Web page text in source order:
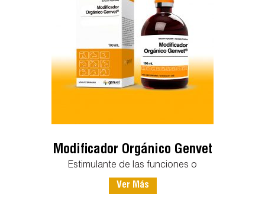
Modificador Orgánico Genvet
Estimulante de las funciones o
Ver Más